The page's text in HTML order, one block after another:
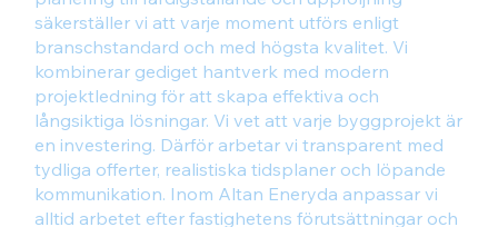
säkerställer vi att varje moment utförs enligt
branschstandard och med högsta kvalitet. Vi
kombinerar gediget hantverk med modern
projektledning för att skapa effektiva och
långsiktiga lösningar. Vi vet att varje byggprojekt är
en investering. Därför arbetar vi transparent med
tydliga offerter, realistiska tidsplaner och löpande
kommunikation. Inom Altan Eneryda anpassar vi
alltid arbetet efter fastighetens förutsättningar och